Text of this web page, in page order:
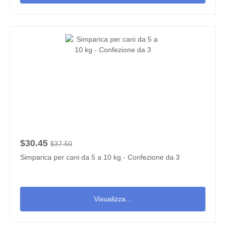
$30.45 $37.50
Simparica per cani da 5 a 10 kg - Confezione da 3
Visualizza...